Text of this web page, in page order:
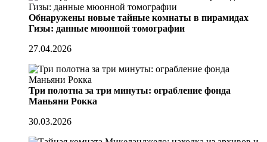
Обнаружены новые тайные комнаты в пирамидах
Гизы: данные мюонной томографии
27.04.2026
Три полотна за три минуты: ограбление фонда
Маньяни Рокка
30.03.2026